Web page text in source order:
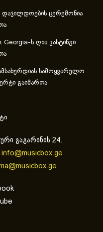
დაჯილდოების ცერემონია
ს ღია კასტინგი
სამოყვარულო
გაიმართა
გაგარინის 24.
info@musicbox.ge